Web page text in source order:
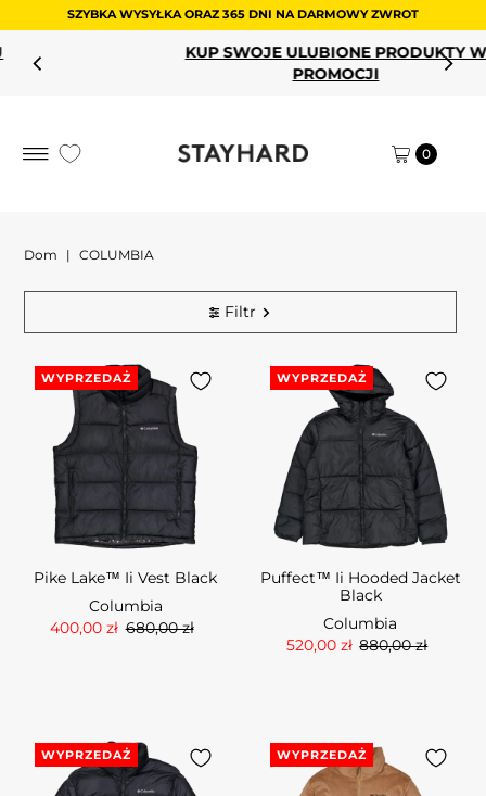
SZYBKA WYSYŁKA ORAZ 365 DNI NA DARMOWY ZWROT
KUP SWOJE ULUBIONE PRODUKTY W
0
Dom | COLUMBIA
Filtr
WYPRZEDAŻ
Pike Lake™ Ii Vest Black
Columbia
400,00 zł 680,00 zł
WYPRZEDAŻ
Puffect™ Ii Hooded Jacket
Black
Columbia
520,00 zł 880,00 zł
WYPRZEDAŻ WYPRZEDAŻ